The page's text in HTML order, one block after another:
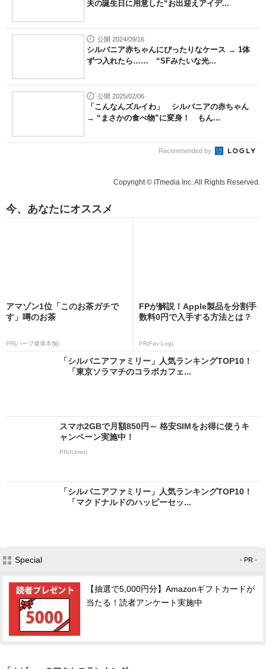
夫の誕生日に用意した“お出迎えアイデ...
公開 2024/09/16
シルバニア赤ちゃんにぴったりなケース → 1体
ずつ入れたら…… “SFみたいな光...
公開 2025/02/06
「こんなんズルイわ」 シルバニアの赤ちゃん
→ “まさかの食べ物”に変身！ もん...
Recommended by
Copyright © ITmedia Inc. All Rights Reserved.
今、あなたにオススメ
アマゾン1位「このお茶ガチで
す」噂のお茶
PR(ハーブ健康本舗)
FPが解説！Apple製品を分割手
数料0円で入手する方法とは？
PR(Fav-Log)
「シルバニアファミリー」人気ランキングTOP10！
「東京ソラマチのコラボカフェ...
スマホ2GBで月額850円～ 格安SIMをお得に使うキ
ャンペーン実施中！
PR(IIJmio)
「シルバニアファミリー」人気ランキングTOP10！
「マクドナルドのハッピーセッ...
Special - PR -
【抽選で5,000円分】Amazonギフトカードが
当たる！読者アンケート実施中